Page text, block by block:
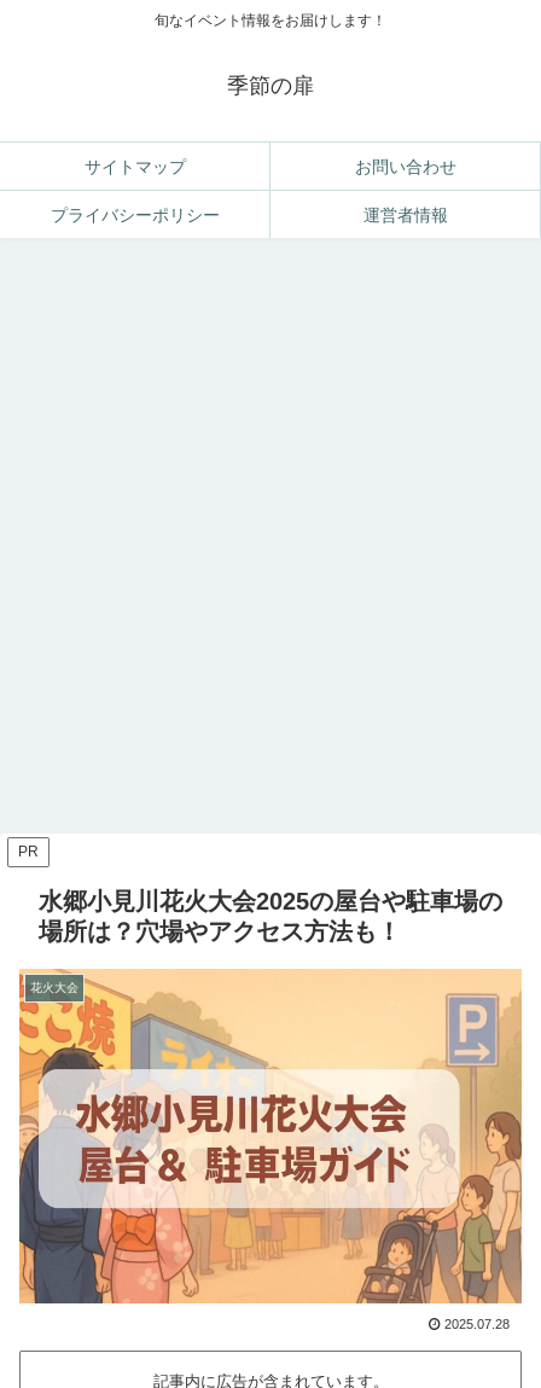
旬なイベント情報をお届けします！
季節の扉
サイトマップ お問い合わせ
プライバシーポリシー 運営者情報
PR
水郷小見川花火大会2025の屋台や駐車場の
場所は？穴場やアクセス方法も！
花火大会
2025.07.28
記事内に広告が含まれています。